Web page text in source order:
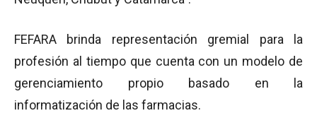
FEFARA brinda representación gremial para la
profesión al tiempo que cuenta con un modelo de
gerenciamiento propio basado en la
informatización de las farmacias.